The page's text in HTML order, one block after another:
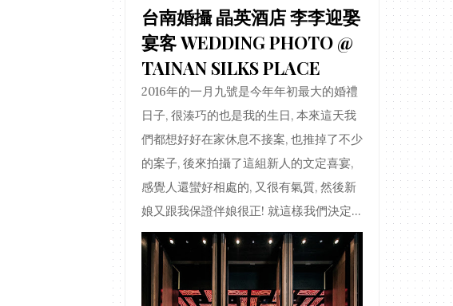
台南婚攝 晶英酒店 李李迎娶
宴客 WEDDING PHOTO @
TAINAN SILKS PLACE
2016年的一月九號是今年年初最大的婚禮
日子, 很湊巧的也是我的生日, 本來這天我
們都想好好在家休息不接案, 也推掉了不少
的案子, 後來拍攝了這組新人的文定喜宴,
感覺人還蠻好相處的, 又很有氣質, 然後新
娘又跟我保證伴娘很正! 就這樣我們決定...